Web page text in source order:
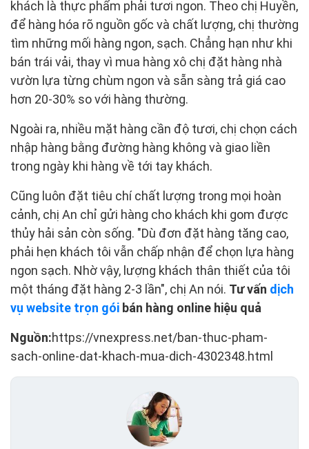
khách là thực phẩm phải tươi ngon. Theo chị Huyền,
để hàng hóa rõ nguồn gốc và chất lượng, chị thường
tìm những mối hàng ngon, sạch. Chẳng hạn như khi
bán trái vải, thay vì mua hàng xô chị đặt hàng nhà
vườn lựa từng chùm ngon và sẵn sàng trả giá cao
hơn 20-30% so với hàng thường.
Ngoài ra, nhiều mặt hàng cần độ tươi, chị chọn cách
nhập hàng bằng đường hàng không và giao liền
trong ngày khi hàng về tới tay khách.
Cũng luôn đặt tiêu chí chất lượng trong mọi hoàn
cảnh, chị An chỉ gửi hàng cho khách khi gom được
thủy hải sản còn sống. "Dù đơn đặt hàng tăng cao,
phải hẹn khách tôi vẫn chấp nhận để chọn lựa hàng
ngon sạch. Nhờ vậy, lượng khách thân thiết của tôi
một tháng đặt hàng 2-3 lần", chị An nói. Tư vấn dịch
vụ website trọn gói bán hàng online hiệu quả
Nguồn:https://vnexpress.net/ban-thuc-pham-
sach-online-dat-khach-mua-dich-4302348.html